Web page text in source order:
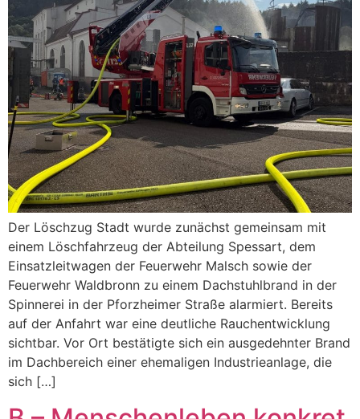
Der Löschzug Stadt wurde zunächst gemeinsam mit
einem Löschfahrzeug der Abteilung Spessart, dem
Einsatzleitwagen der Feuerwehr Malsch sowie der
Feuerwehr Waldbronn zu einem Dachstuhlbrand in der
Spinnerei in der Pforzheimer Straße alarmiert. Bereits
auf der Anfahrt war eine deutliche Rauchentwicklung
sichtbar. Vor Ort bestätigte sich ein ausgedehnter Brand
im Dachbereich einer ehemaligen Industrieanlage, die
sich […]